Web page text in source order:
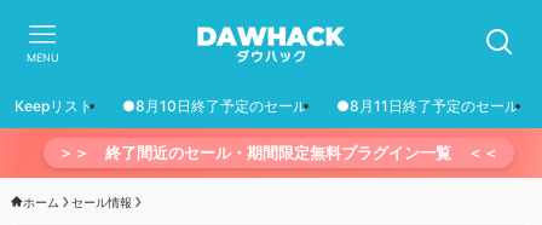
MENU
Keepリスト ●8月10日終了予定のセール ●8月11日終了予定のセール
＞＞ 終了間近のセール・期間限定無料プラグイン一覧 ＜＜
ホーム セール情報